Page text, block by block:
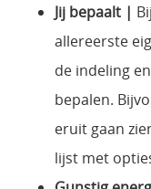
Jij bepaalt |
allereerste
de indeling
bepalen.
eruit gaan
lijst met